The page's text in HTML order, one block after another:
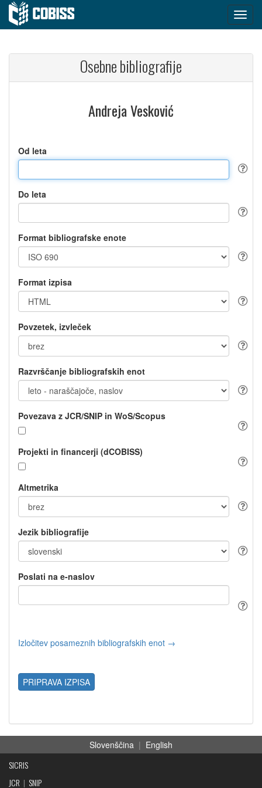
Osebne bibliografije
Andreja Vesković
Od leta
Do leta
Format bibliografske enote
Format izpisa
Povzetek, izvleček
Razvrščanje bibliografskih enot
Povezava z JCR/SNIP in WoS/Scopus
Projekti in financerji (dCOBISS)
Altmetrika
Jezik bibliografije
Poslati na e-naslov
Izločitev posameznih bibliografskih enot →
PRIPRAVA IZPISA
Slovenščina | English
SICRIS
JCR | SNIP